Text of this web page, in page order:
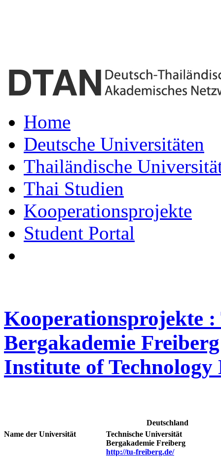
Home
Deutsche Universitäten
Thailändische
Thai Studien
Kooperationsprojekte
Student Portal
Kooperationsprojekte :
Bergakademie
Institute of
Deutschland
Name der Universität
Technische Universität
Bergakademie Freiberg
http://tu-freiberg.de/